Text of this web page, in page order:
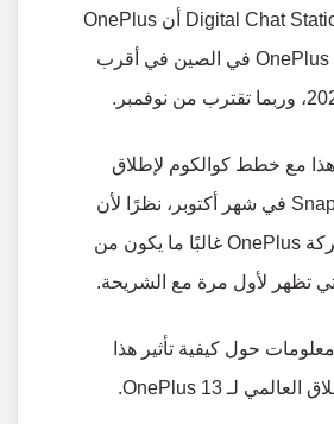
أن
في الصين في أقرب
، وربما تقترب من نوفمبر .
هذا مع خطط كوالكوم لإطلاق
في شهر أكتوبر، نظرًا
لأن
OnePlus غالبًا ما يكون من
تظهر لأول مرة مع الشريحة.
معلومات حول كيفية تأثير هذا
العالمي لـ